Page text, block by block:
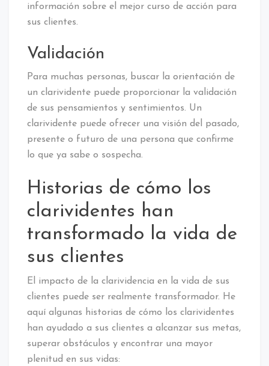
información sobre el mejor curso de acción para
sus clientes.
Validación
Para muchas personas, buscar la orientación de
un clarividente puede proporcionar la validación
de sus pensamientos y sentimientos. Un
clarividente puede ofrecer una visión del pasado,
presente o futuro de una persona que confirme
lo que ya sabe o sospecha.
Historias de cómo los
clarividentes han
transformado la vida de
sus clientes
El impacto de la clarividencia en la vida de sus
clientes puede ser realmente transformador. He
aquí algunas historias de cómo los clarividentes
han ayudado a sus clientes a alcanzar sus metas,
superar obstáculos y encontrar una mayor
plenitud en sus vidas: